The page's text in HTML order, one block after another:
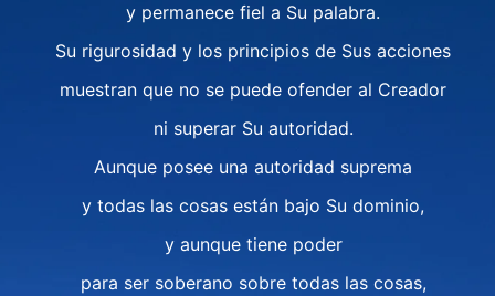
y permanece fiel a Su palabra.
Su rigurosidad y los principios de Sus acciones
muestran que no se puede ofender al Creador
ni superar Su autoridad.
Aunque posee una autoridad suprema
y todas las cosas están bajo Su dominio,
y aunque tiene poder
para ser soberano sobre todas las cosas,